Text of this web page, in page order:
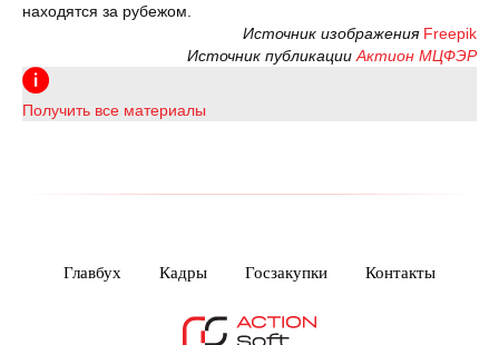
находятся за рубежом.
Источник изображения Freepik
Источник публикации Актион МЦФЭР
Получить все материалы
Главбух Кадры Госзакупки Контакты